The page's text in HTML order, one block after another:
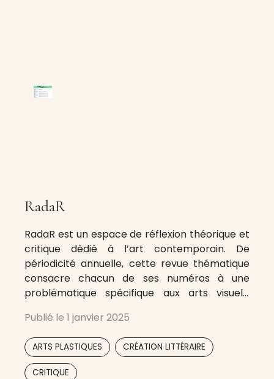
RadaR
RadaR est un espace de réflexion théorique et
critique dédié à l’art contemporain. De
périodicité annuelle, cette revue thématique
consacre chacun de ses numéros à une
problématique spécifique aux arts visuels,
en faisant appel à une pluralité d’auteurs. Fruit
d’une collaboration inédite entre le
master Design et le Master Critique-Essais,
écriture de
Publié le 1 janvier 2025
ARTS PLASTIQUES CRÉATION LITTÉRAIRE
CRITIQUE